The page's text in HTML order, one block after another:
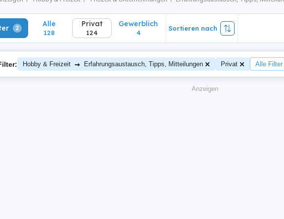
2 Alle
128
Privat
124
Gewerblich
4
Sortieren nach
Hobby & Freizeit → Erfahrungsaustausch, Tipps, Mitteilungen Privat Alle
Anzeigen